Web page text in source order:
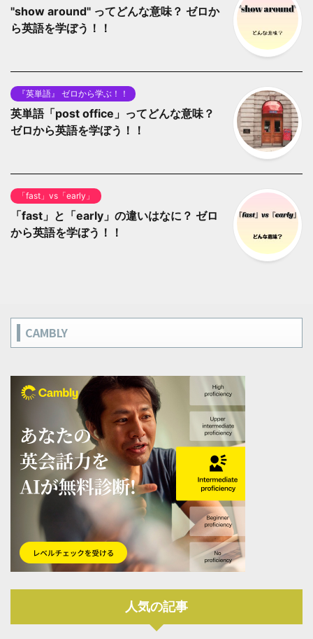
"show around" ってどんな意味？ ゼロか
ら英語を学ぼう！！
『英単語』 ゼロから学ぶ！！
英単語「post office」ってどんな意味？
ゼロから英語を学ぼう！！
「fast」vs「early」
「fast」と「early」の違いはなに？ ゼロ
から英語を学ぼう！！
CAMBLY
人気の記事